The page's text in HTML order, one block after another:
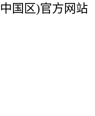
国区)官方网站